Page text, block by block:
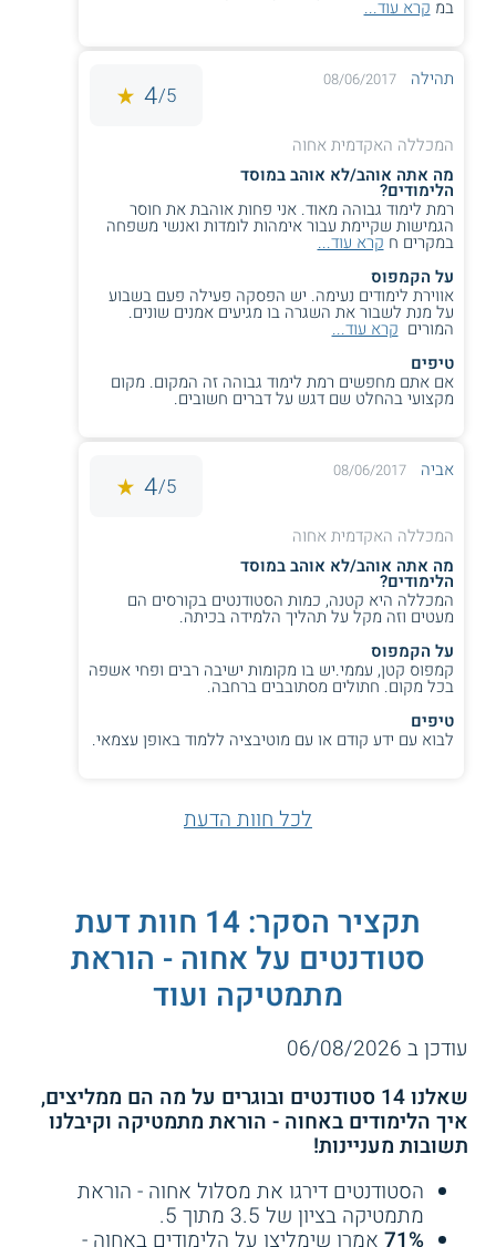
על מוסד הלימוד
גם תואר שני M.Ed. מוסמך בחינוך במבחר מסלולים. ביניהם
מסלול חינוך מתמטי לבתי ספר יסודיים, מסלול מנהל מערכות
רוצים ללמד מקצועות נוספים? קראו על
לימודי הוראת מדעים
תנאי קבלה
תנאי הקבלה באחוהמשתנים בהתאם למסלול הנבחר. למסלול
במקצוע נוסף. אופציה נוספת היא להתקבל לפי ציון התאמה של
535.
במתמטיקה
תעודה
בתום ההתמחות, תלמידים שעומדים בדרישות המסלול זכאים
לתואר ראשון B.Ed. בחינוך וכן
לתעודת הוראה.
** לתשומת לבך נכונות המידע עלולה להשתנות
מעת לעת. המידע המוצג כאן נכתב ונערך על ידי
צוות האתר. למען הסר ספק בין האתר למוסד
הלימודים לא מתקיים קשר מכל סוג שהוא.
למידע נוסף לחצו:מכללת אחוה- המכללה
במ קרא עוד...
תהילה 08/06/2017
5/
4
המכללה האקדמית אחוה
מה אתה אוהב/לא אוהב במוסד
הלימודים?
רמת לימוד גבוהה מאוד. אני פחות אוהבת את חוסר
הגמישות שקיימת עבור אימהות לומדות ואנשי משפחה
במקרים ח קרא עוד...
על הקמפוס
אווירת לימודים נעימה. יש הפסקה פעילה פעם בשבוע
על מנת לשבור את השגרה בו מגיעים אמנים שונים.
המורים קרא עוד...
טיפים
אם אתם מחפשים רמת לימוד גבוהה זה המקום. מקום
מקצועי בהחלט שם דגש על דברים חשובים.
אביה 08/06/2017
5/
4
המכללה האקדמית אחוה
מה אתה אוהב/לא אוהב במוסד
הלימודים?
המכללה היא קטנה, כמות הסטודנטים בקורסים הם
מעטים וזה מקל על תהליך הלמידה בכיתה.
על הקמפוס
קמפוס קטן, עממי.יש בו מקומות ישיבה רבים ופחי אשפה
בכל מקום. חתולים מסתובבים ברחבה.
טיפים
לבוא עם ידע קודם או עם מוטיבציה ללמוד באופן עצמאי.
לכל חוות הדעת
תקציר הסקר: 14 חוות דעת
סטודנטים על אחוה - הוראת
מתמטיקה ועוד
עודכן ב 06/08/2026
שאלנו 14 סטודנטים ובוגרים על מה הם ממליצים,
איך הלימודים באחוה - הוראת מתמטיקה וקיבלנו
תשובות מעניינות!
הסטודנטים דירגו את מסלול אחוה - הוראת
מתמטיקה בציון של 3.5 מתוך 5.
71% אמרו שימליצו על הלימודים באחוה -